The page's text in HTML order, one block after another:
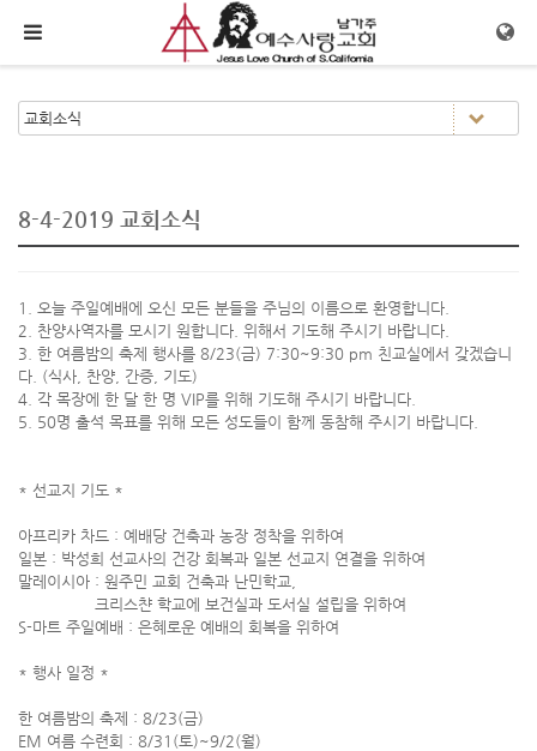
메뉴 건너뛰기
8-4-2019 교회소식
1. 오늘 주일예배에 오신 모든 분들을 주님의 이름으로 환영합니다.
2. 찬양사역자를 모시기 원합니다. 위해서 기도해 주시기 바랍니다.
3. 한 여름밤의 축제 행사를 8/23(금) 7:30~9:30 pm 친교실에서 갖겠습니
다. (식사, 찬양, 간증, 기도)
4. 각 목장에 한 달 한 명 VIP를 위해 기도해 주시기 바랍니다.
5. 50명 출석 목표를 위해 모든 성도들이 함께 동참해 주시기 바랍니다.
* 선교지 기도 *
아프리카 차드 : 예배당 건축과 농장 정착을 위하여
일본 : 박성희 선교사의 건강 회복과 일본 선교지 연결을 위하여
말레이시아 : 원주민 교회 건축과 난민학교,
크리스챤 학교에 보건실과 도서실 설립을 위하여
S-마트 주일예배 : 은혜로운 예배의 회복을 위하여
* 행사 일정 *
한 여름밤의 축제 : 8/23(금)
EM 여름 수련회 : 8/31(토)~9/2(월)